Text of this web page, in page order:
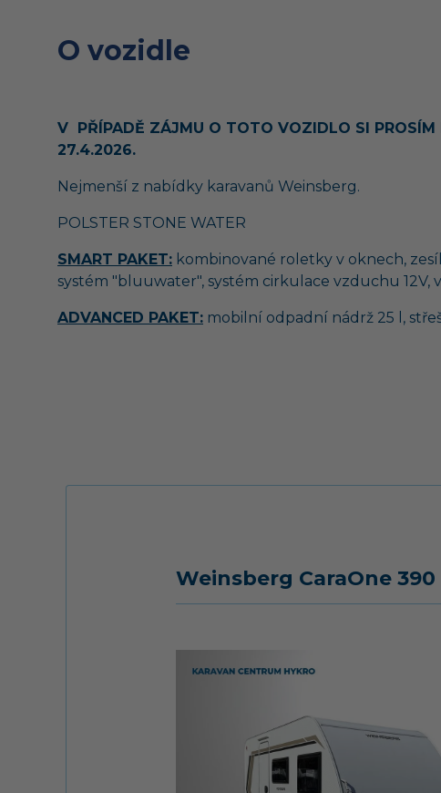
O vozidle
V PŘÍPADĚ ZÁJMU O TOTO VOZIDLO SI
27.4.2026.
Nejmenší z nabídky karavanů Weinsberg.
POLSTER STONE WATER
SMART PAKET: kombinované roletky v oknech,
systém "bluuwater", systém cirkulace vzduchu
ADVANCED PAKET: mobilní odpadní nádrž 25 l,
Weinsberg CaraOne 390